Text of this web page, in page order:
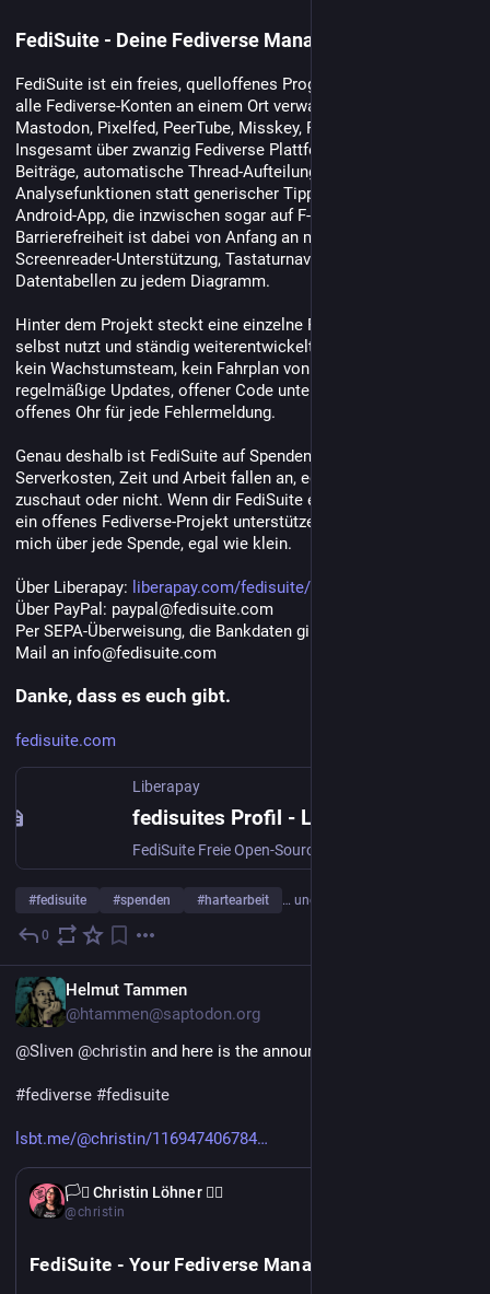
FediSuite - Deine Fediverse Management Plattform
FediSuite ist ein freies, quelloffenes Programm, mit dem sich
alle Fediverse-Konten an einem Ort verwalten lassen:
Mastodon, Pixelfed, PeerTube, Misskey, Friendica, Loops.
Insgesamt über zwanzig Fediverse Plattformen. Geplante
Beiträge, automatische Thread-Aufteilung, echte
Analysefunktionen statt generischer Tipps und eine native
Android-App, die inzwischen sogar auf F-Droid zu finden ist.
Barrierefreiheit ist dabei von Anfang an mitgedacht:
Screenreader-Unterstützung, Tastaturnavigation, vollständige
Datentabellen zu jedem Diagramm.
Hinter dem Projekt steckt eine einzelne Person, die es täglich
selbst nutzt und ständig weiterentwickelt. Kein Investorengeld,
kein Wachstumsteam, kein Fahrplan von außen. Nur
regelmäßige Updates, offener Code unter der GPL-3.0 und ein
offenes Ohr für jede Fehlermeldung.
Genau deshalb ist FediSuite auf Spenden angewiesen.
Serverkosten, Zeit und Arbeit fallen an, egal ob jemand
zuschaut oder nicht. Wenn dir FediSuite etwas wert ist oder du
ein offenes Fediverse-Projekt unterstützen möchtest, freue ich
mich über jede Spende, egal wie klein.
Über Liberapay: liberapay.com/fedisuite/
Über PayPal: paypal@fedisuite.com
Per SEPA-Überweisung, die Bankdaten gibt es auf Anfrage per
Mail an info@fedisuite.com
Danke, dass es euch gibt.
fedisuite.com
Liberapay
fedisuites Profil - Liberapay
#fedisuite #spenden #hartearbeit … und 4 weitere
0
Helmut Tammen
@htammen@saptodon.org
@Sliven @christin and here is the announcement in English.
#fediverse #fedisuite
lsbt.me/@christin/116947406784
🏳️‍⚧️ Christin Löhner 🏳️‍🌈
@christin
FediSuite - Your Fediverse Management Platform